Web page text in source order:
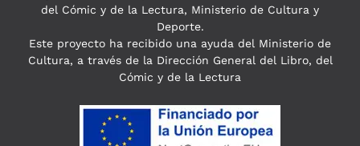
del Cómic y de la Lectura, Ministerio de Cultura y
Deporte.
Este proyecto ha recibido una ayuda del Ministerio de
Cultura, a través de la Dirección General del Libro, del
Cómic y de la Lectura